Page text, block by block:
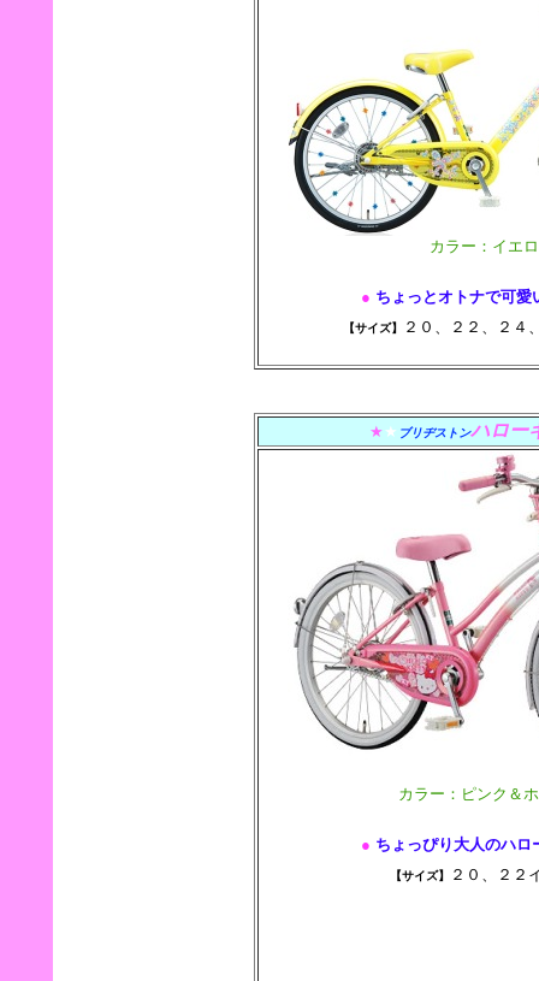
カラー：イエ
● ちょっとオトナで可愛
【サイズ】 ２０、２２、２
★★ ブリヂストンハロー
カラー：ピンク＆
● ちょっぴり大人のハロ
【サイズ】 ２０、２